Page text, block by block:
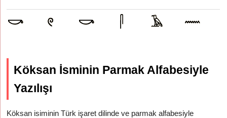
Köksan İsminin Parmak Alfabesiyle
Yazılışı
Köksan isiminin Türk işaret dilinde ve parmak alfabesiyle